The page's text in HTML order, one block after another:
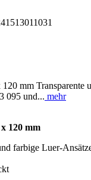
mm Transparente
095 und... mehr
120 mm
farbige Luer-